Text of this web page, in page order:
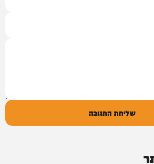
שליחת התגובה